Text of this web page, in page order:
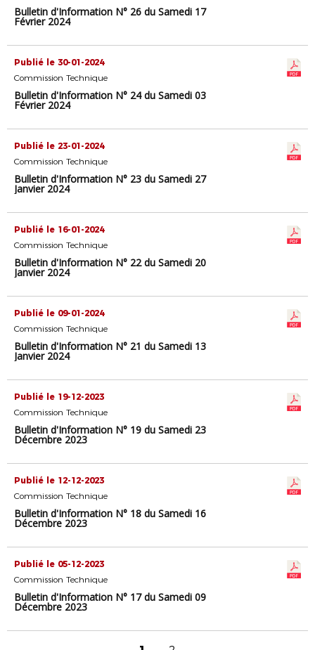
Bulletin d'Information N° 26 du Samedi 17
Février 2024
Publié le 30-01-2024
Commission Technique
Bulletin d'Information N° 24 du Samedi 03
Février 2024
Publié le 23-01-2024
Commission Technique
Bulletin d'Information N° 23 du Samedi 27
Janvier 2024
Publié le 16-01-2024
Commission Technique
Bulletin d'Information N° 22 du Samedi 20
Janvier 2024
Publié le 09-01-2024
Commission Technique
Bulletin d'Information N° 21 du Samedi 13
Janvier 2024
Publié le 19-12-2023
Commission Technique
Bulletin d'Information N° 19 du Samedi 23
Décembre 2023
Publié le 12-12-2023
Commission Technique
Bulletin d'Information N° 18 du Samedi 16
Décembre 2023
Publié le 05-12-2023
Commission Technique
Bulletin d'Information N° 17 du Samedi 09
Décembre 2023